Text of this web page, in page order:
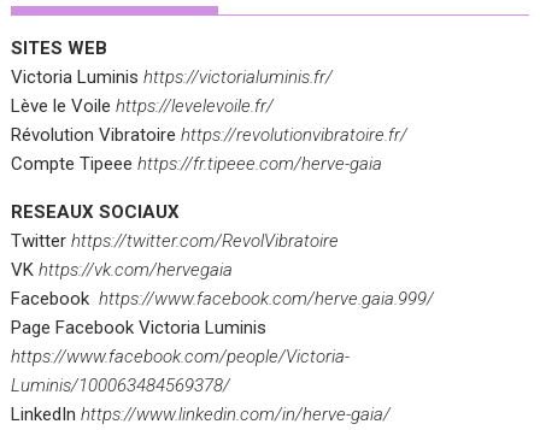
SITES WEB
Victoria Luminishttps://victorialuminis.fr/
Lève le Voilehttps://levelevoile.fr/
Révolution Vibratoirehttps://revolutionvibratoire.fr/
Compte Tipeeehttps://fr.tipeee.com/herve-gaia
RESEAUX SOCIAUX
Twitterhttps://twitter.com/RevolVibratoire
VKhttps://vk.com/hervegaia
Facebookhttps://www.facebook.com/herve.gaia.999/
Page Facebook Victoria Luminis
https://www.facebook.com/people/Victoria-
Luminis/100063484569378/
LinkedInhttps://www.linkedin.com/in/herve-gaia/